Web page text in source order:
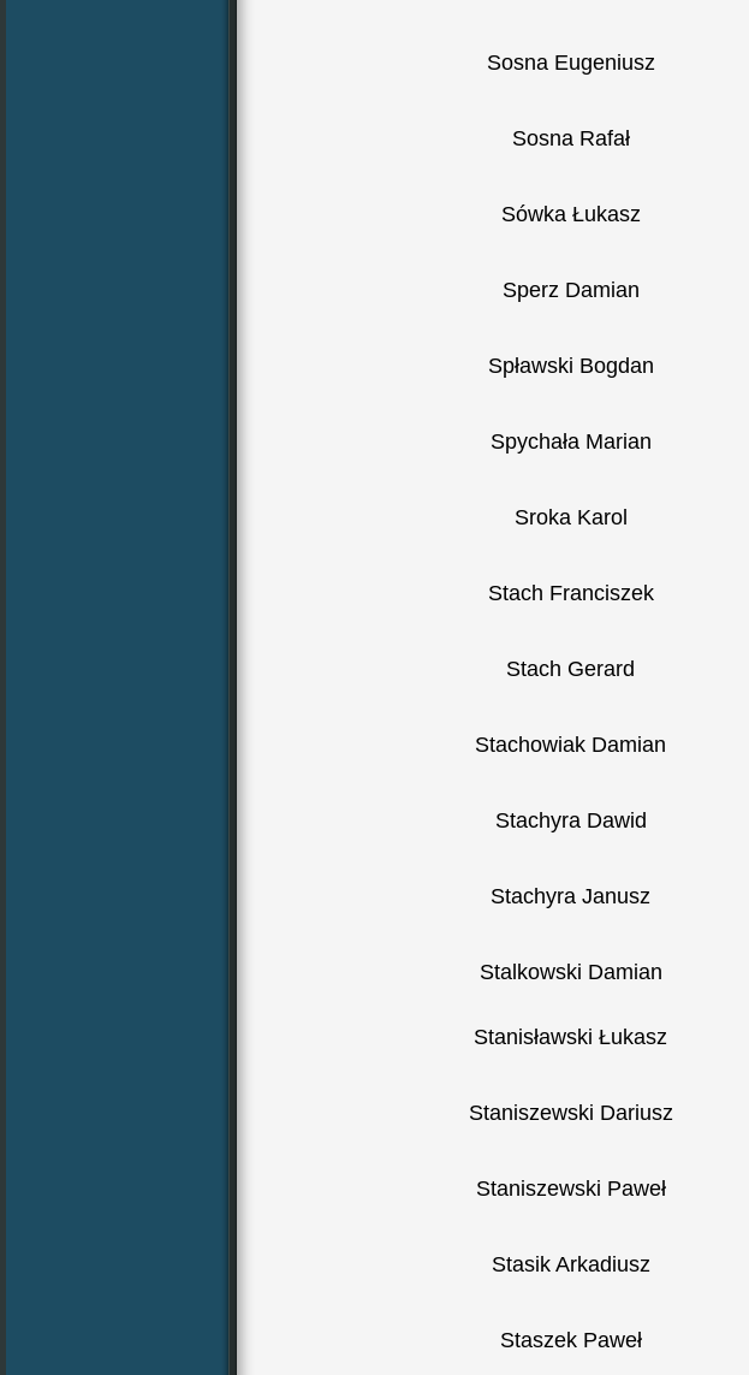
Sosna Eugeniusz
Sosna Rafał
Sówka Łukasz
Sperz Damian
Spławski Bogdan
Spychała Marian
Sroka Karol
Stach Franciszek
Stach Gerard
Stachowiak Damian
Stachyra Dawid
Stachyra Janusz
Stalkowski Damian
Stanisławski Łukasz
Staniszewski Dariusz
Staniszewski Paweł
Stasik Arkadiusz
Staszek Paweł